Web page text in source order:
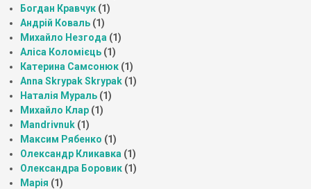
Богдан Кравчук (1)
Андрій Коваль (1)
Михайло Незгода (1)
Аліса Коломієць (1)
Катерина Самсонюк (1)
Anna Skrypak Skrypak (1)
Наталія Мураль (1)
Михайло Клар (1)
Mandrivnuk (1)
Максим Рябенко (1)
Олександр Кликавка (1)
Олександра Боровик (1)
Марія (1)